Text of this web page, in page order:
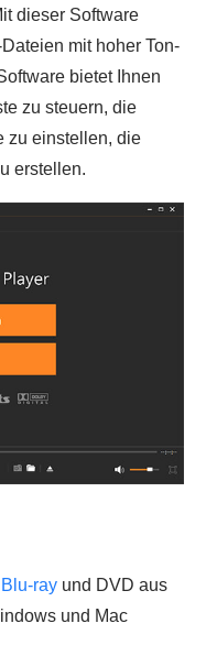
dieser Software
mit hoher Ton-
bietet Ihnen
zu steuern, die
zu einstellen, die
erstellen.
Blu-ray und DVD aus
und Mac